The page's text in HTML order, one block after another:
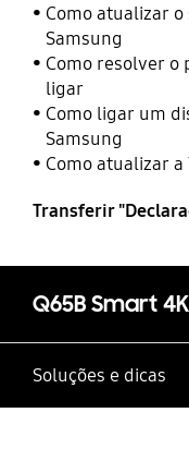
Como atualizar
Samsung
Como resolver o
ligar
Como ligar um
Samsung
Como atualizar a
Transferir
Soluções e dicas